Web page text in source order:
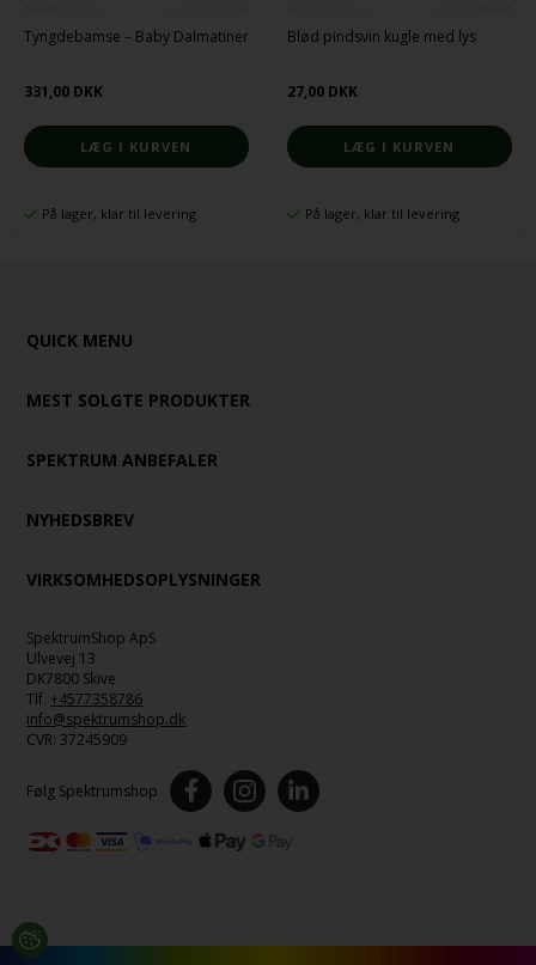
Tyngdebamse – Baby Dalmatiner
331,00 DKK
På lager, klar til levering
Blød pindsvin kugle med lys
27,00 DKK
På lager, klar til levering
QUICK MENU
MEST SOLGTE PRODUKTER
SPEKTRUM ANBEFALER
NYHEDSBREV
VIRKSOMHEDSOPLYSNINGER
SpektrumShop ApS
Ulvevej 13
DK7800 Skive
Tlf. +4577358786
info@spektrumshop.dk
CVR: 37245909
Følg Spektrumshop